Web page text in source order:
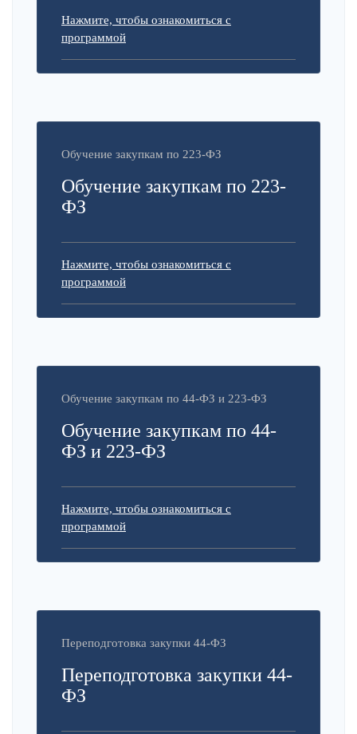
Нажмите, чтобы ознакомиться с
программой
Обучение закупкам по 223-ФЗ
Обучение закупкам по 223-
ФЗ
Нажмите, чтобы ознакомиться с
программой
Обучение закупкам по 44-ФЗ и 223-ФЗ
Обучение закупкам по 44-
ФЗ и 223-ФЗ
Нажмите, чтобы ознакомиться с
программой
Переподготовка закупки 44-ФЗ
Переподготовка закупки 44-
ФЗ